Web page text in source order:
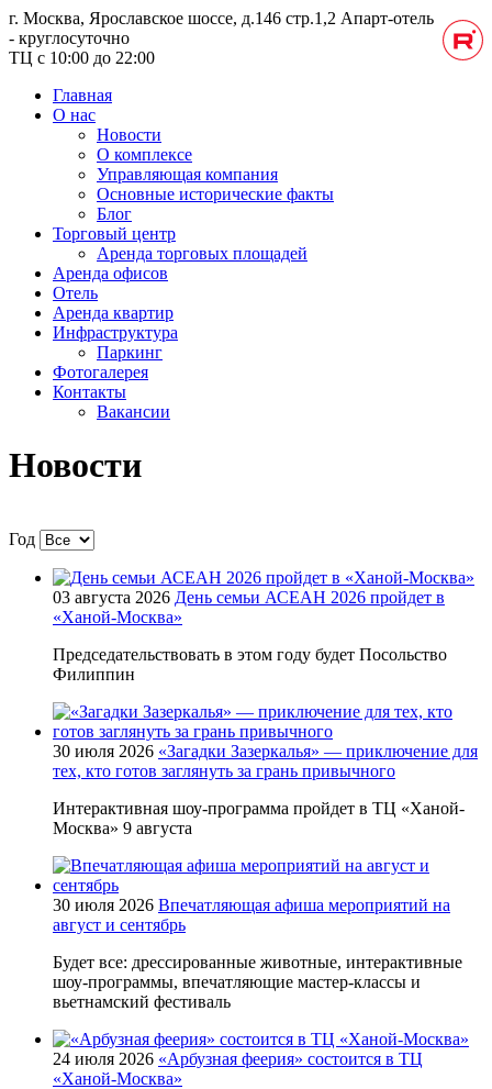
г. Москва, Ярославское шоссе, д.146 стр.1,2 Апарт-отель
- круглосуточно
ТЦ с 10:00 до 22:00
Главная
О нас
Новости
О комплексе
Управляющая компания
Основные исторические факты
Блог
Торговый центр
Аренда торговых площадей
Аренда офисов
Отель
Аренда квартир
Инфраструктура
Паркинг
Фотогалерея
Контакты
Вакансии
Новости
Год
03 августа 2026 День семьи АСЕАН 2026 пройдет в
«Ханой-Москва»
Председательствовать в этом году будет Посольство
Филиппин
30 июля 2026 «Загадки Зазеркалья» — приключение для
тех, кто готов заглянуть за грань привычного
Интерактивная шоу-программа пройдет в ТЦ «Ханой-
Москва» 9 августа
30 июля 2026 Впечатляющая афиша мероприятий на
август и сентябрь
Будет все: дрессированные животные, интерактивные
шоу-программы, впечатляющие мастер-классы и
вьетнамский фестиваль
24 июля 2026 «Арбузная феерия» состоится в ТЦ
«Ханой-Москва»